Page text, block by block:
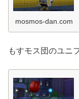
mosmos-dan.com
もすモス団のユニ